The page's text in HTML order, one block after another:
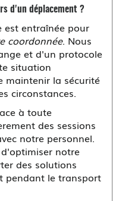
d'un déplacement ?
est entraînée pour
coordonnée. Nous
et d'un protocole
situation
maintenir la sécurité
circonstances.
à toute
des sessions
notre personnel.
notre
des solutions
pendant le transport